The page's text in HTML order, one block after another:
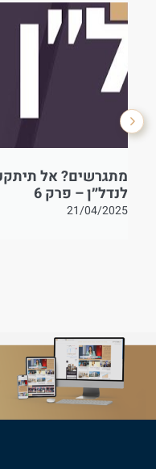
מתגרשים? אל
לנדל״ן – פרק 6
21/04/2025